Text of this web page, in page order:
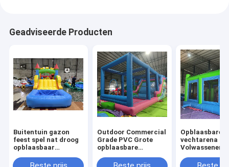
Geadviseerde Producten
Buitentuin gazon
feest spel nat droog
opblaasbaar
obstakelbaan met
Outdoor Commercial
Grade PVC Grote
opblaasbare
Bounce House
Opblaasbare
vechtarena
Volwassenen
Park